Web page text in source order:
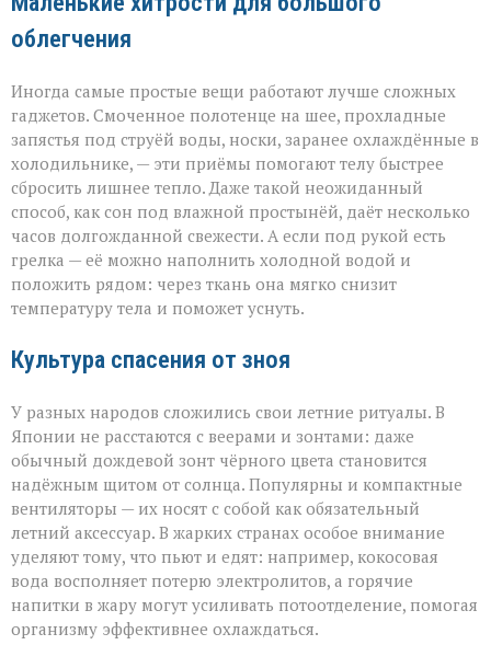
облегчения
Иногда самые простые вещи работают лучше сложных
гаджетов. Смоченное полотенце на шее, прохладные
запястья под струёй воды, носки, заранее охлаждённые в
холодильнике, — эти приёмы помогают телу быстрее
сбросить лишнее тепло. Даже такой неожиданный
способ, как сон под влажной простынёй, даёт несколько
часов долгожданной свежести. А если под рукой есть
грелка — её можно наполнить холодной водой и
положить рядом: через ткань она мягко снизит
температуру тела и поможет уснуть.
Культура спасения от зноя
У разных народов сложились свои летние ритуалы. В
Японии не расстаются с веерами и зонтами: даже
обычный дождевой зонт чёрного цвета становится
надёжным щитом от солнца. Популярны и компактные
вентиляторы — их носят с собой как обязательный
летний аксессуар. В жарких странах особое внимание
уделяют тому, что пьют и едят: например, кокосовая
вода восполняет потерю электролитов, а горячие
напитки в жару могут усиливать потоотделение, помогая
организму эффективнее охлаждаться.